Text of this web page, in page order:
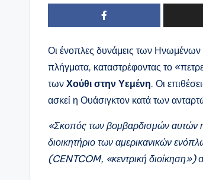
Οι ένοπλες δυνάμεις των
πλήγματα, καταστρέφοντας το
των Χούθι στην Υεμένη. Οι
ασκεί η Ουάσιγκτον κατά των
«Σκοπός των βομβαρδισμών αυτών
διοικητήριο των αμερικανικών
(CENTCOM, «κεντρική διοίκηση»)